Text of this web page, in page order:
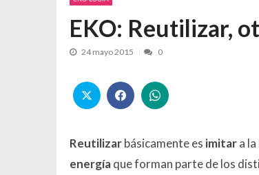
EKO: Reutilizar,
24 mayo 2015 0
Reutilizarbásicamente es imitara la
energíaque forman parte de los